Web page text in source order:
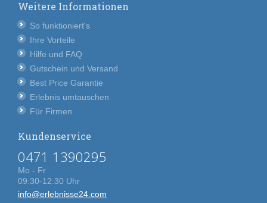
Weitere Informationen
So funktioniert's
Ihre Vorteile
Hilfe und FAQ
Gutschein und Versand
Best Price Garantie
Erlebnis umtauschen
Für Firmen
Kundenservice
0471 1390295
Mo - Fr
09:30-12:30 Uhr
info@erlebnisse24.com